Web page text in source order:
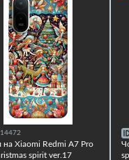
на Xiaomi Redmi A7 Pro
spirit ver.17